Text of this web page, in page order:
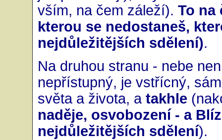
vším, na čem záleží). To na
kterou se nedostaneš,
nejdůležitějších sdělení).
Na druhou stranu - nebe
nepřístupný, je vstřícný,
světa a života, a takhle
naděje, osvobození - a
nejdůležitějších sdělení).